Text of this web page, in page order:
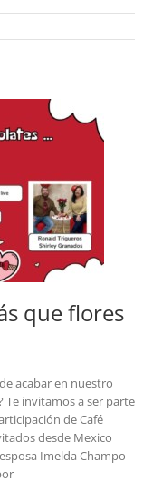
que flores
acabar en nuestro
Te invitamos a ser parte
de Café
desde Mexico
Imelda Champo